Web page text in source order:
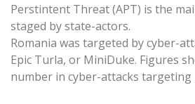
Perstintent Threat (APT) is the
staged by state-actors.
Romania was targeted by cyber-
Epic Turla, or MiniDuke. Figures
number in cyber-attacks targeting